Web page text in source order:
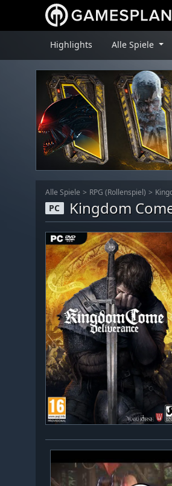
Highlights Alle Spiele
Alle Spiele RPG (Rollenspiel)
PC Kingdom